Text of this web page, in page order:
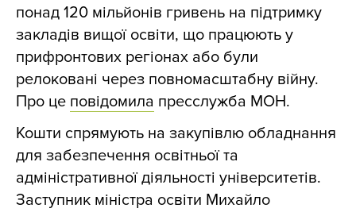
понад 120 мільйонів гривень на підтримку
закладів вищої освіти, що працюють у
прифронтових регіонах або були
релоковані через повномасштабну війну.
Про це повідомила пресслужба МОН.
Кошти спрямують на закупівлю обладнання
для забезпечення освітньої та
адміністративної діяльності університетів.
Заступник міністра освіти Михайло